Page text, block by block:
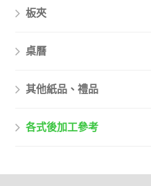
板夾
桌曆
其他紙品、禮品
各式後加工參考